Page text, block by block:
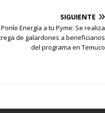
SIGUIENTE
Ponle Energía a tu Pyme: Se realiza
de galardones a beneficiarios
del programa en Temuco